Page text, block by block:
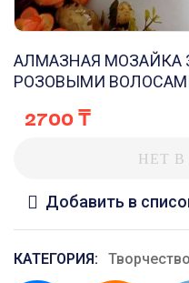
АЛМАЗНАЯ МОЗАЙКА
РОЗОВЫМИ
2700₸
НЕТ
Добавить в
КАТЕГОРИЯ: Творчество